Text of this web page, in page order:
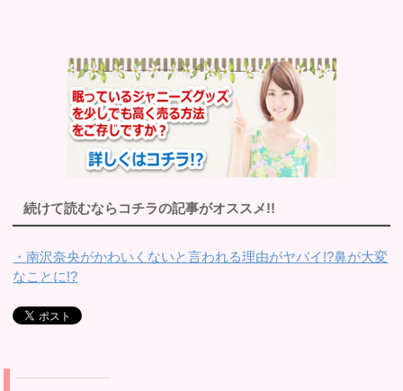
続けて読むならコチラの記事がオススメ!!
・南沢奈央がかわいくないと言われる理由がヤバイ!?鼻が大変
なことに!?